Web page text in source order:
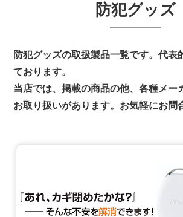
防犯グッズ
防犯グッズの取扱製品一覧です。代表
ております。
当店では、掲載の商品の他、各種メー
お取り扱いがあります。お気軽にお問